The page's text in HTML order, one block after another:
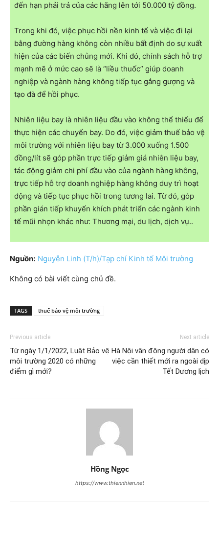
đến hạn phải trả của các hãng lên tới 50.000 tỷ đồng.
Trong khi đó, việc phục hồi nền kinh tế và việc đi lại
bằng đường hàng không còn nhiều bất định do sự xuất
hiện của các biến chủng mới. Khi đó, chính sách hỗ trợ
mạnh mẽ ở mức cao sẽ là “liều thuốc” giúp doanh
nghiệp và ngành hàng không tiếp tục gắng gượng và
tạo đà để hồi phục.
Nhiên liệu bay là nhiên liệu đầu vào không thể thiếu để
thực hiện các chuyến bay. Do đó, việc giảm thuế bảo vệ
môi trường với nhiên liệu bay từ 3.000 xuống 1.500
đồng/lít sẽ góp phần trực tiếp giảm giá nhiên liệu bay,
tác động giảm chi phí đầu vào của ngành hàng không,
trực tiếp hỗ trợ doanh nghiệp hàng không duy trì hoạt
động và tiếp tục phục hồi trong tương lai. Từ đó, góp
phần gián tiếp khuyến khích phát triển các ngành kinh
tế mũi nhọn khác như: Thương mại, du lịch, dịch vụ..
Nguồn: Nguyễn Linh (T/h)/Tạp chí Kinh tế Môi trường
Không có bài viết cùng chủ đề.
TAGS thuế bảo vệ môi trường
Previous article
Từ ngày 1/1/2022, Luật Bảo vệ
môi trường 2020 có những
điểm gì mới?
Next article
Hà Nội vận động người dân có
việc cần thiết mới ra ngoài dịp
Tết Dương lịch
Hồng Ngọc
https://www.thiennhien.net